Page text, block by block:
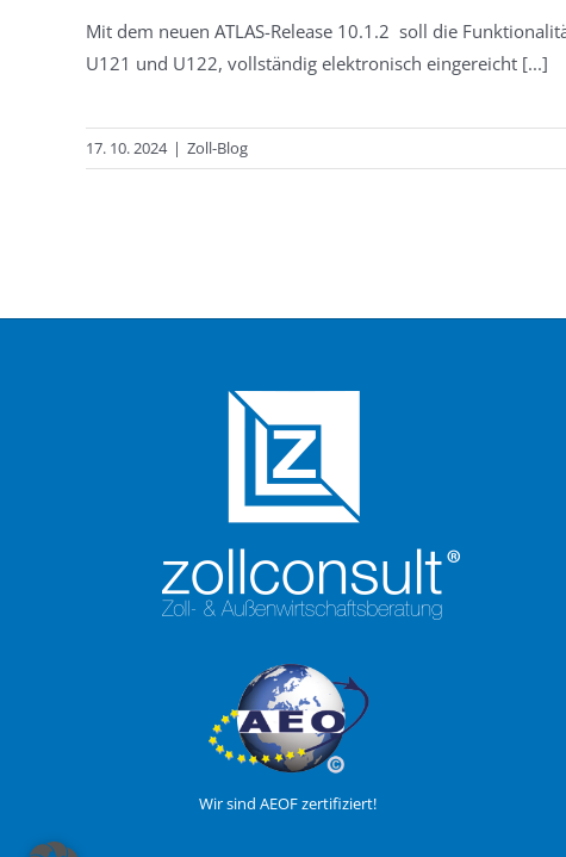
Mit dem neuen ATLAS-Release 10.1.2 soll die
U121 und U122, vollständig elektronisch eingereicht [...]
17. 10. 2024 | Zoll-Blog
Wir sind AEOF zertifiziert!